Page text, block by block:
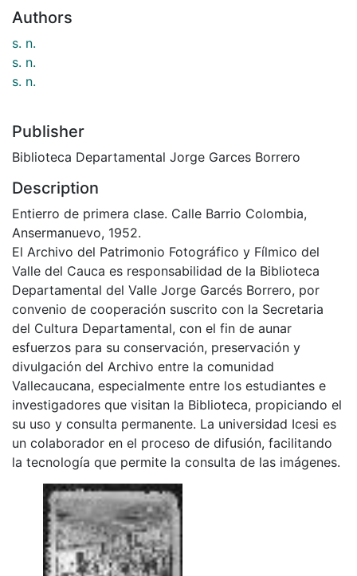
Authors
s. n.
s. n.
s. n.
Publisher
Biblioteca Departamental Jorge Garces Borrero
Description
Entierro de primera clase. Calle Barrio Colombia,
Ansermanuevo, 1952.
El Archivo del Patrimonio Fotográfico y Fílmico del
Valle del Cauca es responsabilidad de la Biblioteca
Departamental del Valle Jorge Garcés Borrero, por
convenio de cooperación suscrito con la Secretaria
del Cultura Departamental, con el fin de aunar
esfuerzos para su conservación, preservación y
divulgación del Archivo entre la comunidad
Vallecaucana, especialmente entre los estudiantes e
investigadores que visitan la Biblioteca, propiciando el
su uso y consulta permanente. La universidad Icesi es
un colaborador en el proceso de difusión, facilitando
la tecnología que permite la consulta de las imágenes.